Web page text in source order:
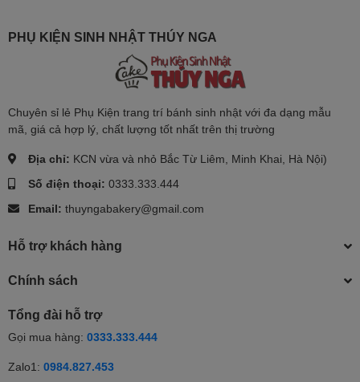
PHỤ KIỆN SINH NHẬT THÚY NGA
Chuyên sỉ lẻ Phụ Kiện trang trí bánh sinh nhật với đa dạng mẫu
mã, giá cả hợp lý, chất lượng tốt nhất trên thị trường
Địa chỉ: KCN vừa và nhỏ Bắc Từ Liêm, Minh Khai, Hà Nội)
Số điện thoại: 0333.333.444
Email: thuyngabakery@gmail.com
Hỗ trợ khách hàng
Chính sách
Tổng đài hỗ trợ
Gọi mua hàng: 0333.333.444
Zalo1: 0984.827.453